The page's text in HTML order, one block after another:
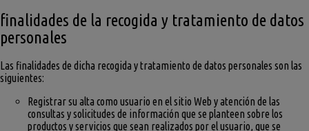
finalidades de la recogida y tratamiento de datos
personales
Las finalidades de dicha recogida y tratamiento de datos personales son las
siguientes:
Registrar su alta como usuario en el sitio Web y atención de las
consultas y solicitudes de información que se planteen sobre los
productos y servicios que sean realizados por el usuario, que se